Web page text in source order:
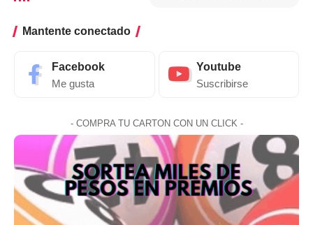
Mantente conectado
Facebook
Me gusta
Youtube
Suscribirse
- COMPRA TU CARTON CON UN CLICK -